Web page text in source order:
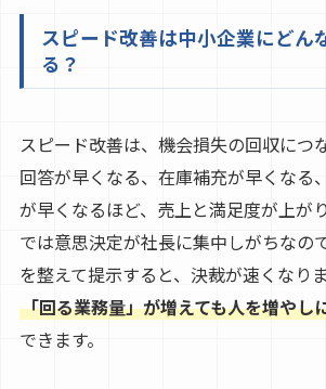
スピード改善は中小企業にどん
る？
スピード改善は、機会損失の回収につ
回答が早くなる、在庫補充が早くなる
が早くなるほど、売上と満足度が上が
では意思決定が社長に集中しがちなの
を整えて提示すると、決裁が速くなり
「回る業務量」が増えても人を増やし
できます。